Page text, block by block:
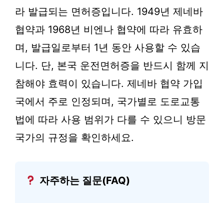
라 발급되는 면허증입니다. 1949년 제네바
협약과 1968년 비엔나 협약에 따라 유효하
며, 발급일로부터 1년 동안 사용할 수 있습
니다. 단, 본국 운전면허증을 반드시 함께 지
참해야 효력이 있습니다. 제네바 협약 가입
국에서 주로 인정되며, 국가별로 도로교통
법에 따라 사용 범위가 다를 수 있으니 방문
국가의 규정을 확인하세요.
자주하는 질문(FAQ)